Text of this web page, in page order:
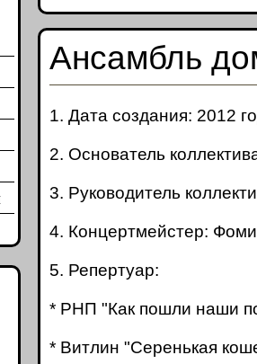
Ансамбль
1. Дата создания: 2012
2. Основатель
3. Руководитель
4. Концертмейстер:
5. Репертуар:
* РНП "Как пошли наши
* Витлин "Серенькая